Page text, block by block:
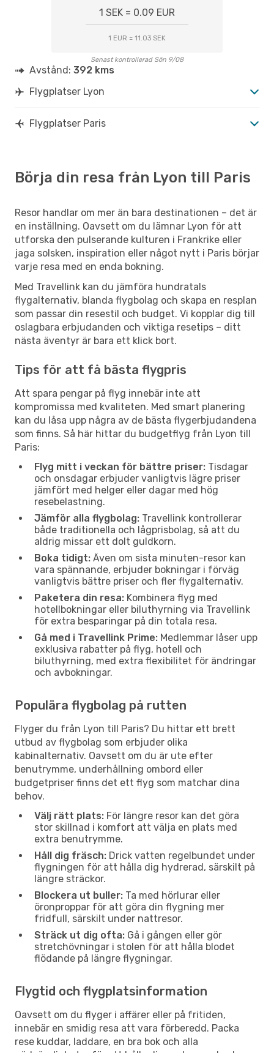
1 SEK = 0.09 EUR
1 EUR = 11.03 SEK
Senast kontrollerad Sön 9/08
Avstånd: 392 kms
Flygplatser Lyon
Flygplatser Paris
Börja din resa från Lyon till Paris
Resor handlar om mer än bara destinationen – det är
en inställning. Oavsett om du lämnar Lyon för att
utforska den pulserande kulturen i Frankrike eller
jaga solsken, inspiration eller något nytt i Paris börjar
varje resa med en enda bokning.
Med Travellink kan du jämföra hundratals
flygalternativ, blanda flygbolag och skapa en resplan
som passar din resestil och budget. Vi kopplar dig till
oslagbara erbjudanden och viktiga resetips – ditt
nästa äventyr är bara ett klick bort.
Tips för att få bästa flygpris
Att spara pengar på flyg innebär inte att
kompromissa med kvaliteten. Med smart planering
kan du låsa upp några av de bästa flygerbjudandena
som finns. Så här hittar du budgetflyg från Lyon till
Paris:
Flyg mitt i veckan för bättre priser: Tisdagar
och onsdagar erbjuder vanligtvis lägre priser
jämfört med helger eller dagar med hög
resebelastning.
Jämför alla flygbolag: Travellink kontrollerar
både traditionella och lågprisbolag, så att du
aldrig missar ett dolt guldkorn.
Boka tidigt: Även om sista minuten-resor kan
vara spännande, erbjuder bokningar i förväg
vanligtvis bättre priser och fler flygalternativ.
Paketera din resa: Kombinera flyg med
hotellbokningar eller biluthyrning via Travellink
för extra besparingar på din totala resa.
Gå med i Travellink Prime: Medlemmar låser upp
exklusiva rabatter på flyg, hotell och
biluthyrning, med extra flexibilitet för ändringar
och avbokningar.
Populära flygbolag på rutten
Flyger du från Lyon till Paris? Du hittar ett brett
utbud av flygbolag som erbjuder olika
kabinalternativ. Oavsett om du är ute efter
benutrymme, underhållning ombord eller
budgetpriser finns det ett flyg som matchar dina
behov.
Välj rätt plats: För längre resor kan det göra
stor skillnad i komfort att välja en plats med
extra benutrymme.
Håll dig fräsch: Drick vatten regelbundet under
flygningen för att hålla dig hydrerad, särskilt på
längre sträckor.
Blockera ut buller: Ta med hörlurar eller
öronproppar för att göra din flygning mer
fridfull, särskilt under nattresor.
Sträck ut dig ofta: Gå i gången eller gör
stretchövningar i stolen för att hålla blodet
flödande på längre flygningar.
Flygtid och flygplatsinformation
Oavsett om du flyger i affärer eller på fritiden,
innebär en smidig resa att vara förberedd. Packa
rese kuddar, laddare, en bra bok och alla